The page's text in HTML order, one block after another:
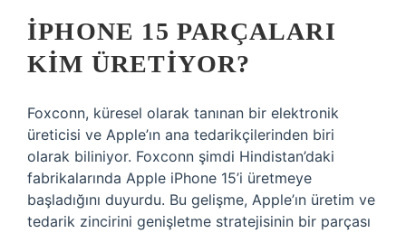
İPHONE 15 PARÇALARI
KIM ÜRETIYOR?
Foxconn, küresel olarak tanınan bir elektronik
üreticisi ve Apple’ın ana tedarikçilerinden biri
olarak biliniyor. Foxconn şimdi Hindistan’daki
fabrikalarında Apple iPhone 15’i üretmeye
başladığını duyurdu. Bu gelişme, Apple’ın üretim ve
tedarik zincirini genişletme stratejisinin bir parçası